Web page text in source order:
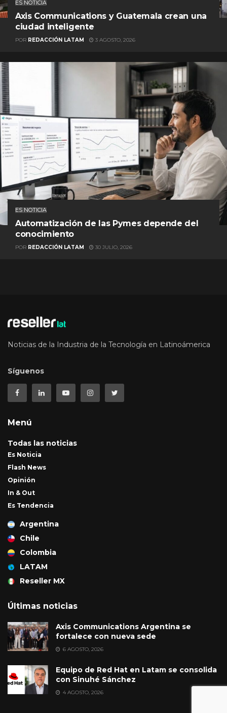
ES NOTICIA
Axis Communications y Guatemala crean una
ciudad inteligente
POR REDACCIÓN LATAM 3 AGOSTO, 2026
ES NOTICIA
Automatización de las Pymes depende del
conocimiento
POR REDACCIÓN LATAM 30 JULIO, 2026
Noticias de la Industria de la Tecnología en Latinoámerica
Síguenos
Menú
Todas las noticias
Es Noticia
Flash News
Opinión
In & Out
Es Tendencia
Argentina
Chile
Colombia
LATAM
Reseller MX
Últimas noticias
Axis Communications Argentina se
fortalece con nueva sede
6 AGOSTO, 2026
Equipo de Red Hat en Latam se consolida
con Sinuhé Sánchez
4 AGOSTO, 2026